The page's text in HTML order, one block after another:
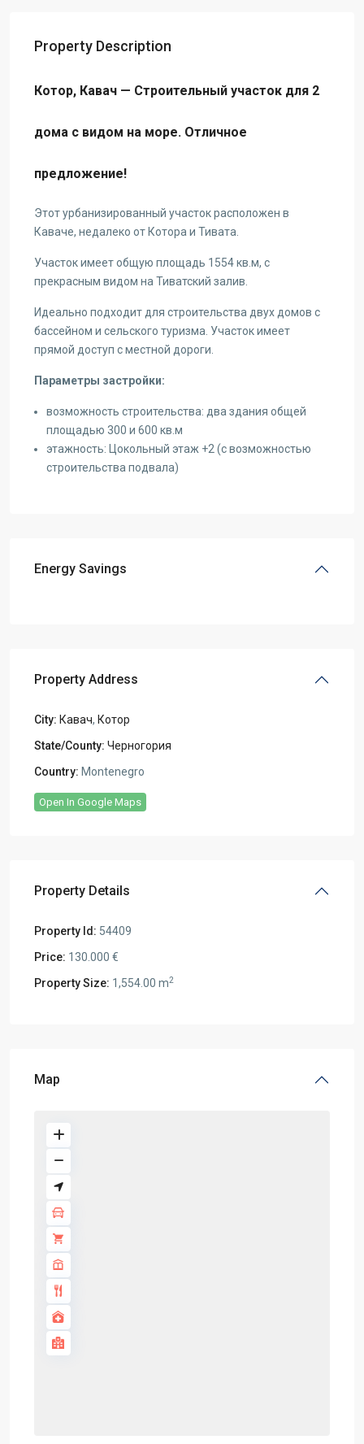
Property Description
Котор, Кавач — Строительный участок для 2
дома с видом на море. Отличное
предложение!
Этот урбанизированный участок расположен в
Каваче, недалеко от Котора и Тивата.
Участок имеет общую площадь 1554 кв.м, с
прекрасным видом на Тиватский залив.
Идеально подходит для строительства двух домов с
бассейном и сельского туризма. Участок имеет
прямой доступ с местной дороги.
Параметры застройки:
возможность строительства: два здания общей
площадью 300 и 600 кв.м
этажность: Цокольный этаж +2 (с возможностью
строительства подвала)
Energy Savings
Property Address
City: Кавач, Котор
State/County: Черногория
Country: Montenegro
Open In Google Maps
Property Details
Property Id: 54409
Price: 130.000 €
Property Size: 1,554.00 m2
Map